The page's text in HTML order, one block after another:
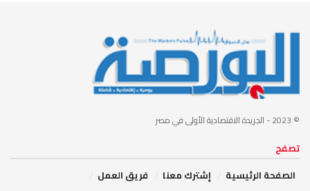
© 2023 - الجريدة الاقتصادية الأولى في مصر
تصفح
الصفحة الرئيسية
إشترك معنا فريق العمل